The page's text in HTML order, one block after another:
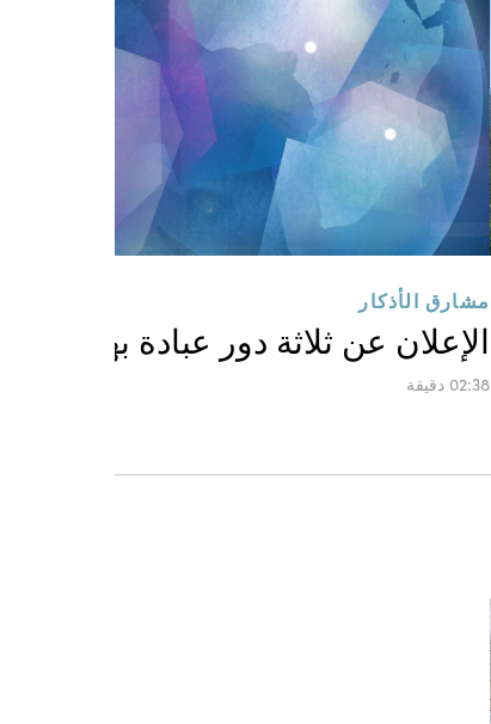
مشارق الأذكار
الإعلان عن ثلاثة دور عبادة بهائية
02:38 دقيقة